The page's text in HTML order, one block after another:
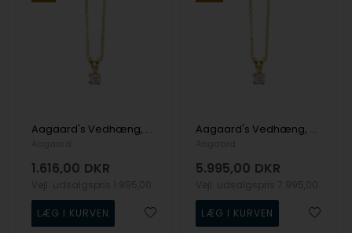
Aagaard's Vedhæng, 8k guld m/0,25 Labgrown diamant
1.616,00 DKR
Aagaard's Vedhæng, 8k guld m/1,0 Labgrown diamant
5.995,00 DKR